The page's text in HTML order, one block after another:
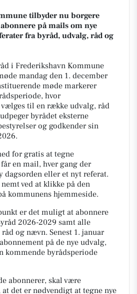
tilbyder nu borgere
på mails om nye
fra byråd, udvalg, råd og
i Frederikshavn Kommune
mandag den 1. december
møde markerer
hvor
til en række udvalg, råd
byrådet eksterne
og godkender sin
for gratis at tegne
en mail, hver gang der
dagsorden eller et nyt referat.
ved at klikke på den
kommunens hjemmeside.
er det muligt at abonnere
2026-2029 samt alle
og nævn. Senest 1. januar
på de nye udvalg,
kommende byrådsperiode
abonnerer, skal være
det er nødvendigt at tegne nye